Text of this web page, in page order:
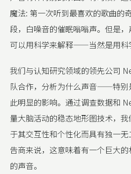
魔法: 第一次听到最喜欢的歌曲的
段，白噪音的催眠嗡嗡声。但是
可以用科学来解释——当然是用科
我们与认知研究领域的领先公司
队合作，分析为什么声音——特
此明显的影响。通过调查数据和
量大脑活动的稳态地形图技术，
于其交互性和个性化而具有独一
告商来说，这意味着有一个巨大
的声音。